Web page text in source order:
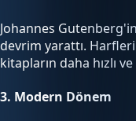
Johannes
devrim yarattı.
kitapların daha hızlı
3. Modern Dönem